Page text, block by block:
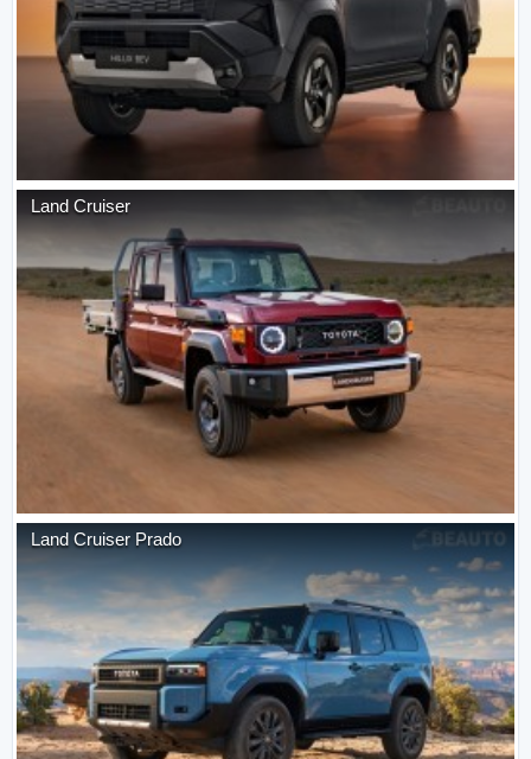
Land Cruiser
Land Cruiser Prado